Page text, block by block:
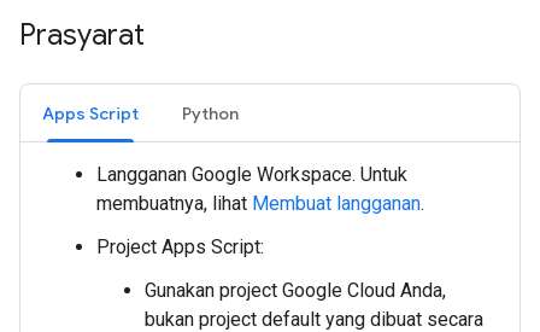
Prasyarat
Apps Script Python
Langganan Google Workspace. Untuk
membuatnya, lihat Membuat langganan.
Project Apps Script:
Gunakan project Google Cloud Anda,
bukan project default yang dibuat secara